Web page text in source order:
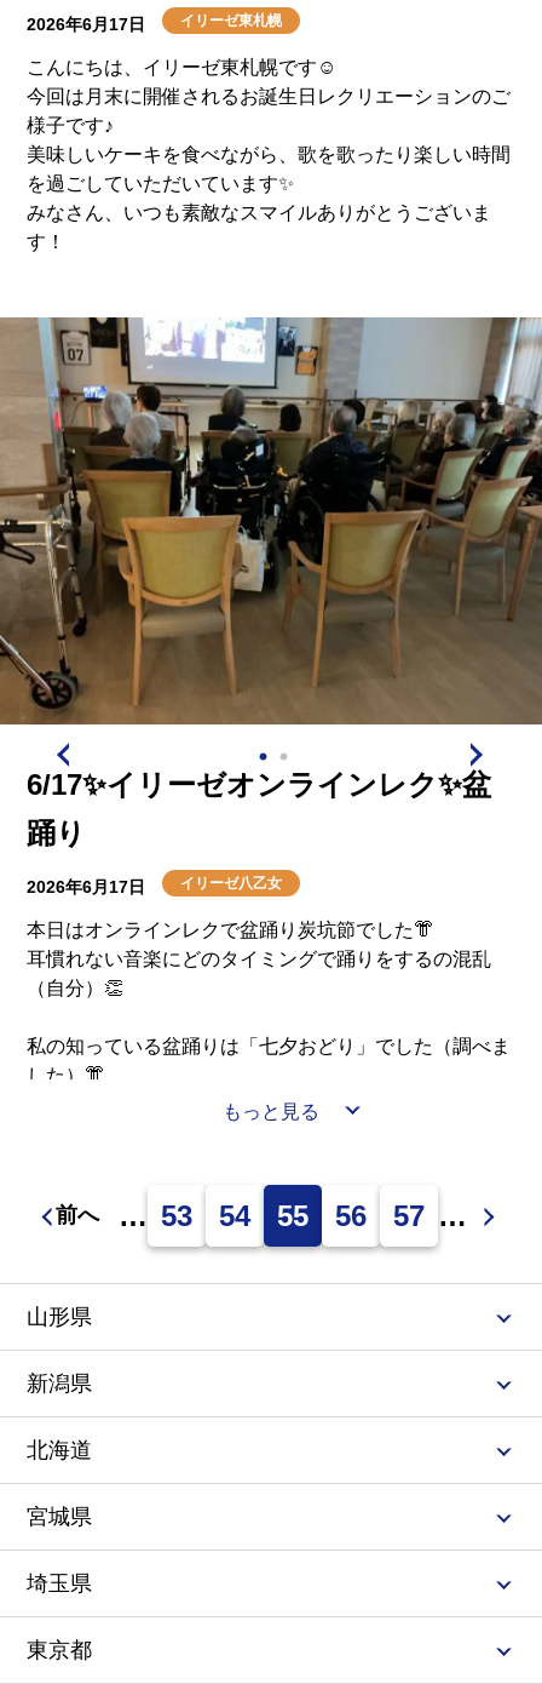
2026年6月17日 イリーゼ東札幌
こんにちは、イリーゼ東札幌です☺
今回は月末に開催されるお誕生日レクリエーションのご
様子です♪
美味しいケーキを食べながら、歌を歌ったり楽しい時間
を過ごしていただいています✨
みなさん、いつも素敵なスマイルありがとうございま
6/17✨イリーゼオンラインレク✨盆
踊り
2026年6月17日 イリーゼ八乙女
本日はオンラインレクで盆踊り炭坑節でした👘
耳慣れない音楽にどのタイミングで踊りをするの混乱
（自分）👏
私の知っている盆踊りは「七夕おどり」でした（調べま
した）👘
炭坑節とは有名なのでしょうか？👘
もっと見る
前へ … 53 54 55 56 57 …
山形県
新潟県
北海道
宮城県
埼玉県
東京都